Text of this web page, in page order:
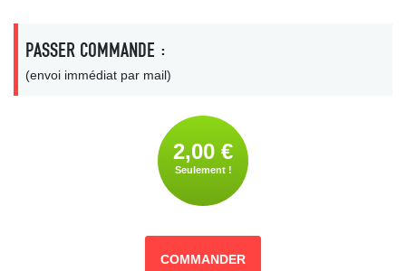
PASSER COMMANDE :
(envoi immédiat par mail)
2,00 €
Seulement !
COMMANDER